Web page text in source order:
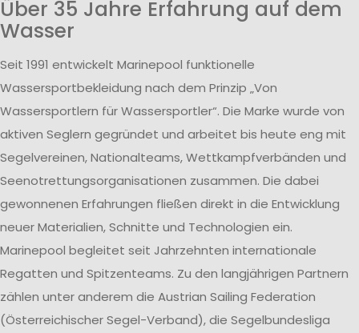
Über 35 Jahre Erfahrung auf dem
Wasser
Seit 1991 entwickelt Marinepool funktionelle
Wassersportbekleidung nach dem Prinzip „Von
Wassersportlern für Wassersportler“. Die Marke wurde von
aktiven Seglern gegründet und arbeitet bis heute eng mit
Segelvereinen, Nationalteams, Wettkampfverbänden und
Seenotrettungsorganisationen zusammen. Die dabei
gewonnenen Erfahrungen fließen direkt in die Entwicklung
neuer Materialien, Schnitte und Technologien ein.
Marinepool begleitet seit Jahrzehnten internationale
Regatten und Spitzenteams. Zu den langjährigen Partnern
zählen unter anderem die Austrian Sailing Federation
(Österreichischer Segel-Verband), die Segelbundesliga